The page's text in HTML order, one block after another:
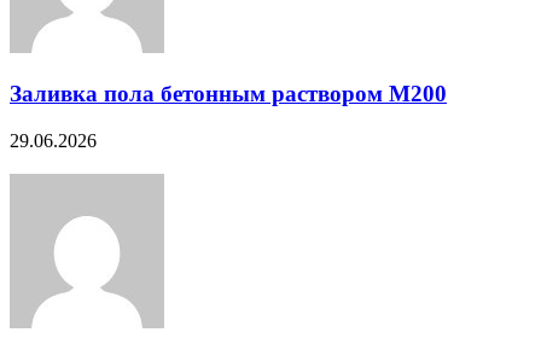
Заливка пола бетонным раствором М200
29.06.2026